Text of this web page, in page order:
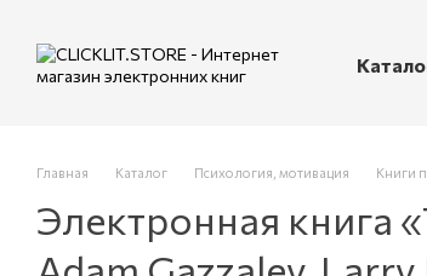
Главная Каталог Психология, мотивация Книги
Электронная книга